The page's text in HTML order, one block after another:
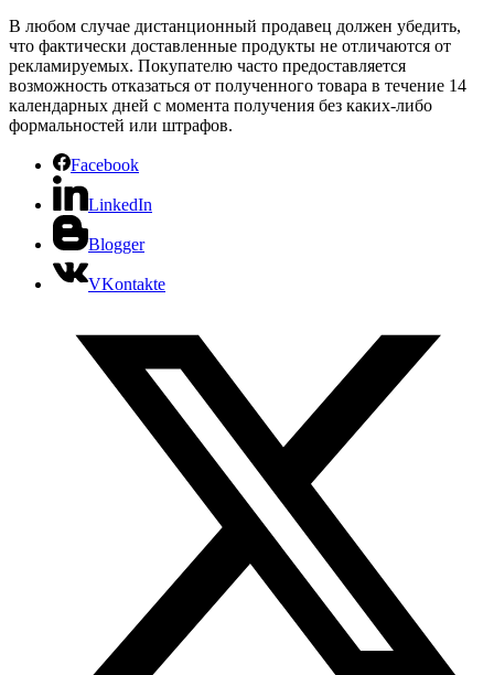
В любом случае дистанционный продавец должен убедить,
что фактически доставленные продукты не отличаются от
рекламируемых. Покупателю часто предоставляется
возможность отказаться от полученного товара в течение 14
календарных дней с момента получения без каких-либо
формальностей или штрафов.
Facebook
LinkedIn
Blogger
VKontakte